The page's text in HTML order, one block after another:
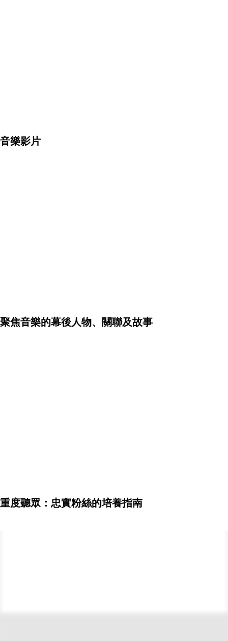
音樂影片
聚焦音樂的幕後人物、關聯及故事
重度聽眾：忠實粉絲的培養指南